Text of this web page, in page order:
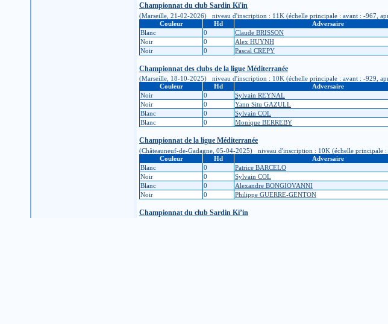
Championnat du club Sardin Ki'in
(Marseille, 21-02-2026) niveau d'inscription : 11K (échelle principale : avant : -967,
Couleur
Hd Adversaire
Blanc
0 Claude BRISSON
Noir
0 Alex HUYNH
Noir
0 Pascal CREPY
Championnat des clubs de la ligue Méditerranée
(Marseille, 18-10-2025) niveau d'inscription : 10K (échelle principale : avant : -929,
Couleur
Hd Adversaire
Noir
0 Sylvain REYNAL
Noir
0 Yann Situ GAZULL
Blanc
0 Sylvain COL
Blanc
0 Monique BERREBY
Championnat de la ligue Méditerranée
(Châteauneuf-de-Gadagne, 05-04-2025) niveau d'inscription : 10K (échelle principale
Couleur
Hd Adversaire
Blanc
0 Patrice BARCELO
Noir
0 Sylvain COL
Blanc
0 Alexandre BONGIOVANNI
Noir
0 Philippe GUERRE-GENTON
Championnat du club Sardin Ki’in